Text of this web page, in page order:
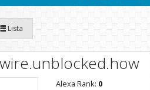
Lista
Alexa Rank: 0